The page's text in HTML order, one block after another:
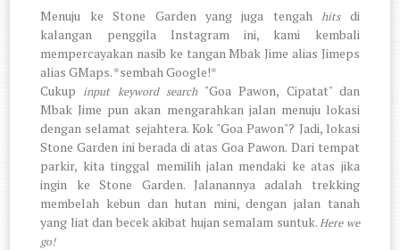
Menuju ke Stone Garden yang juga tengah hits di
kalangan penggila Instagram ini, kami kembali
mempercayakan nasib ke tangan Mbak Jime alias Jimeps
alias GMaps. *sembah Google!*
Cukup input keyword search "Goa Pawon, Cipatat" dan
Mbak Jime pun akan mengarahkan jalan menuju lokasi
dengan selamat sejahtera. Kok "Goa Pawon"? Jadi, lokasi
Stone Garden ini berada di atas Goa Pawon. Dari tempat
parkir, kita tinggal memilih jalan mendaki ke atas jika
ingin ke Stone Garden. Jalanannya adalah trekking
membelah kebun dan hutan mini, dengan jalan tanah
yang liat dan becek akibat hujan semalam suntuk.Here we
go!